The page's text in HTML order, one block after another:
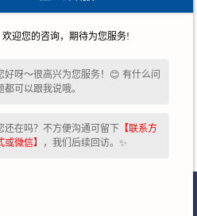
位智能提升机
欢迎您的咨询，期待为您服务!
好呀～很高兴为您服务！😊 有什么问
都可以跟我说哦。
还在吗？不方便沟通可留下 【联系方
或微信】
，我们后续回访。✨